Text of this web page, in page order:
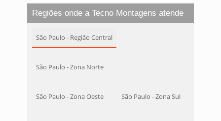
Regiões onde a Tecno Montagens atende
São Paulo - Região Central
São Paulo - Zona Norte
São Paulo - Zona Oeste São Paulo - Zona Sul